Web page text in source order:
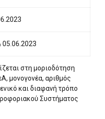
05.06.2023
στη μοριοδότηση
μονογονέα, αριθμός
και διαφανή τρόπο
Συστήματος